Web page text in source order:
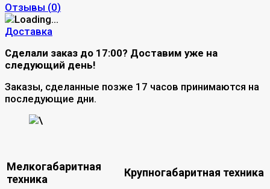
Отзывы (0)
Доставка
Сделали заказ до 17:00? Доставим уже на
следующий день!
Заказы, сделанные позже 17 часов принимаются на
последующие дни.
\
Мелкогабаритная
техника
Крупногабаритная техника